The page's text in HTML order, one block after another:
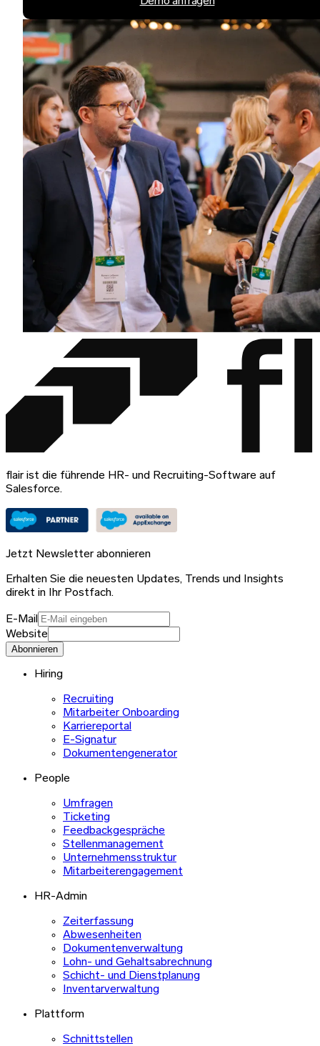
flair ist die führende HR- und Recruiting-Software auf
Salesforce.
Jetzt Newsletter abonnieren
Erhalten Sie die neuesten Updates, Trends und Insights
direkt in Ihr Postfach.
E-Mail
Website
Abonnieren
Hiring
Recruiting
Mitarbeiter Onboarding
Karriereportal
E-Signatur
Dokumentengenerator
People
Umfragen
Ticketing
Feedbackgespräche
Stellenmanagement
Unternehmensstruktur
Mitarbeiterengagement
HR-Admin
Zeiterfassung
Abwesenheiten
Dokumentenverwaltung
Lohn- und Gehaltsabrechnung
Schicht- und Dienstplanung
Inventarverwaltung
Plattform
Schnittstellen